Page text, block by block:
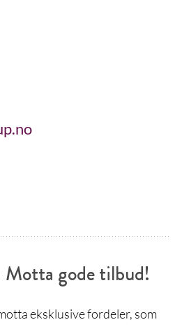
gode tilbud!
eksklusive fordeler, som